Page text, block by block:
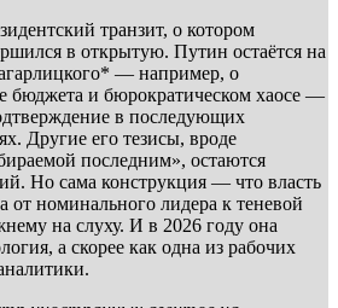
транзит, о котором
в открытую. Путин остаётся на
— например, о
бюджета и бюрократическом хаосе —
в последующих
Другие его тезисы, вроде
последним», остаются
Но сама конструкция — что власть
от номинального лидера к теневой
на слуху. И в 2026 году она
а скорее как одна из рабочих